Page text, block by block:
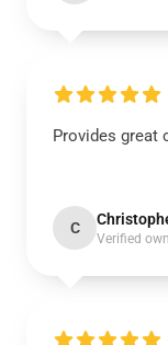
Provides great
C
Verified